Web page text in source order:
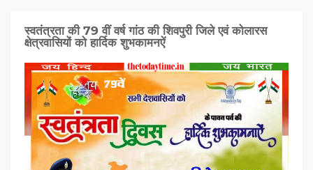
स्वतंत्रता की 79 वीं वर्ष गांठ की शिवपुरी जिले एवं कोलारस
क्षेत्रवासियों को हार्दिक शुभकामनऐं